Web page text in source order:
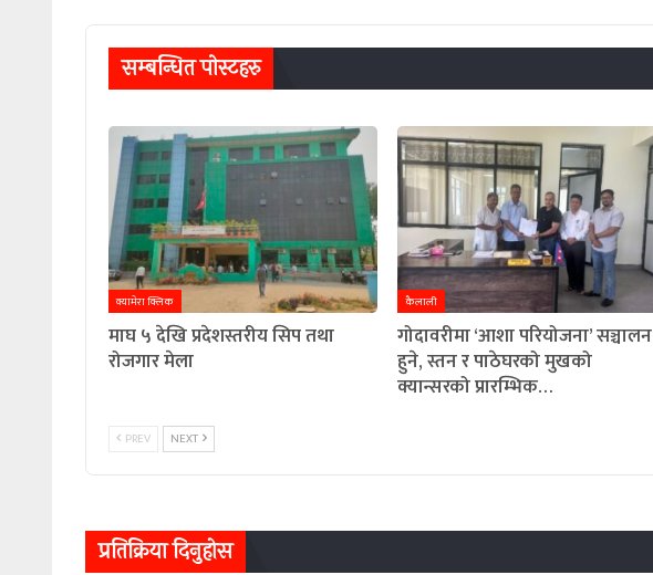
सम्बन्धित पाेस्टहरु
क्यामेरा क्लिक
माघ ५ देखि प्रदेशस्तरीय सिप तथा
रोजगार मेला
कैलाली
गोदावरीमा ‘आशा परियोजना’ सञ्चालन
हुने, स्तन र पाठेघरको मुखको
क्यान्सरको प्रारम्भिक…
PREV NEXT
प्रतिक्रिया दिनुहोस